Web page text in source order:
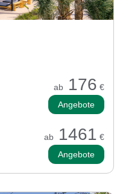
ab 176 €
Angebote
ab 1461 €
Angebote